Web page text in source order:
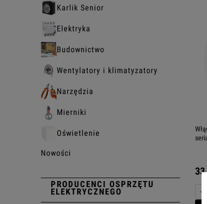
Karlik Senior
Elektryka
Budownictwo
Wentylatory i klimatyzatory
Narzędzia
Mierniki
Oświetlenie
Nowości
PRODUCENCI OSPRZĘTU
ELEKTRYCZNEGO −